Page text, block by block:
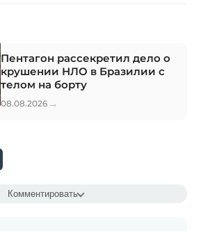
Пентагон рассекретил дело о
крушении НЛО в Бразилии с
телом на борту
08.08.2026 →
Комментировать